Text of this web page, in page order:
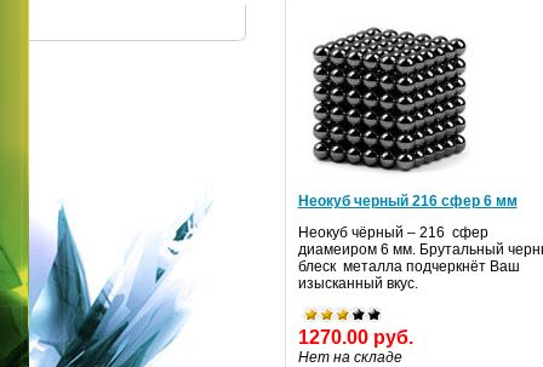
Неокуб черный 216 сфер 6 мм
Неокуб чёрный – 216 сфер
диамеиром 6 мм. Брутальный
блеск металла подчеркнёт Ваш
изысканный вкус.
1270.00 руб.
Нет на складе